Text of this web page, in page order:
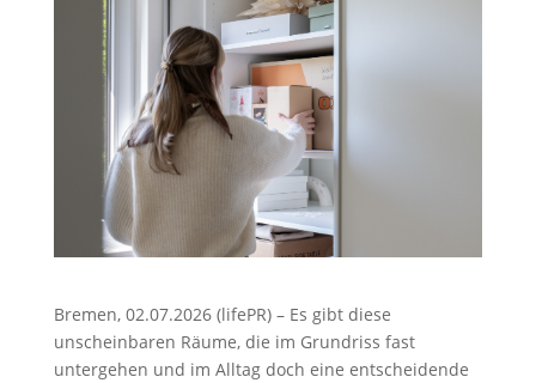
Bremen, 02.07.2026 (lifePR) – Es gibt diese
unscheinbaren Räume, die im Grundriss fast
untergehen und im Alltag doch eine entscheidende